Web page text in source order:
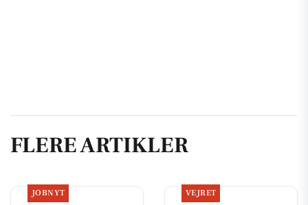
FLERE ARTIKLER
JOBNYT VEJRET